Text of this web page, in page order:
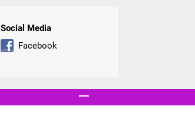
Social Media
Facebook